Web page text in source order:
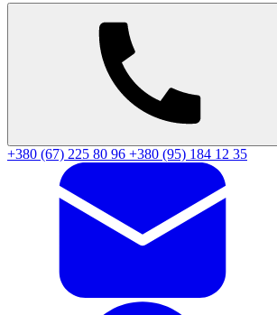
+380 (67) 225 80 96 +380 (95) 184 12 35